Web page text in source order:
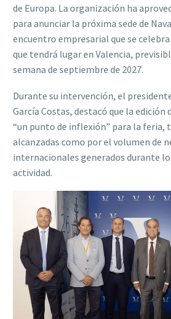
de Europa. La organización ha
para anunciar la próxima sede de
encuentro empresarial que se
que tendrá lugar en Valencia,
semana de septiembre de 2027.
Durante su intervención, el
García Costas, destacó que la edición
“un punto de inflexión” para la feria,
alcanzadas como por el volumen de
internacionales generados durante
actividad.